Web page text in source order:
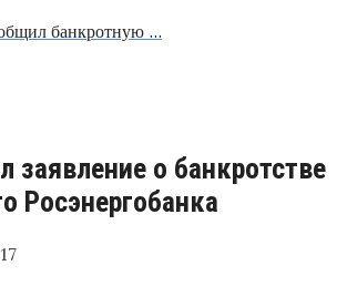
банкротную …
заявление о банкротстве
Росэнергобанка